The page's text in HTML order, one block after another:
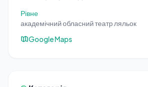
Рівне
академічний обласний театр ляльок
Google Maps